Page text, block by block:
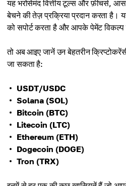
यह भरोसेमंद वित्तीय टूल्स और फ़ीचर्स,
बेचने की तेज़ प्रक्रिया प्रदान करता है।
को सपोर्ट करता है और आपके पेमेंट विकल्प
तो अब आइए जानें उन बेहतरीन
जा सकता है:
USDT/USDC
Solana (SOL)
Bitcoin (BTC)
Litecoin (LTC)
Ethereum (ETH)
Dogecoin (DOGE)
Tron (TRX)